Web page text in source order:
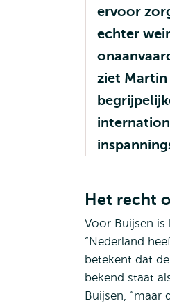
ervoor
echter
ziet Martin
Het recht
Voor Buijsen
“Nederland
betekent dat
bekend staat
Buijsen, “maar